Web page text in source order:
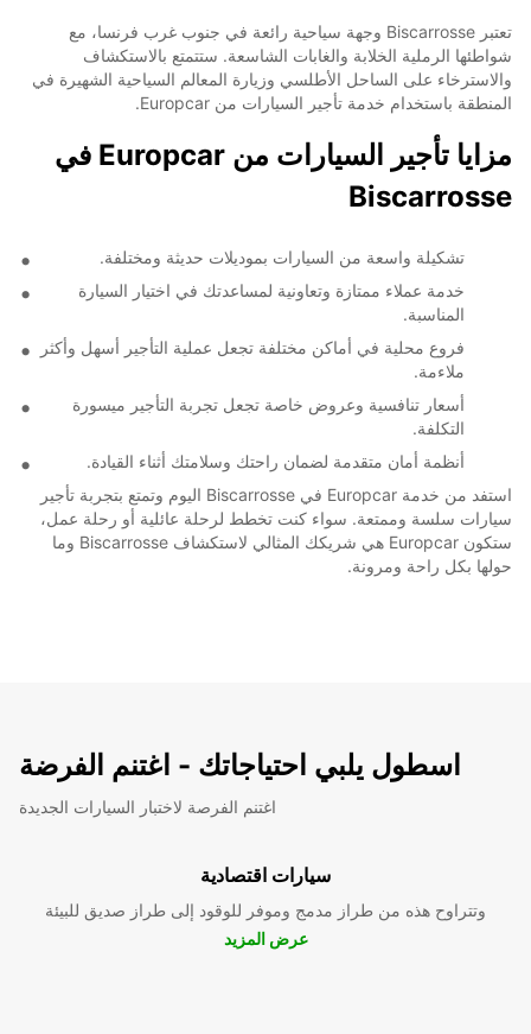
تعتبر Biscarrosse وجهة سياحية رائعة في جنوب غرب فرنسا، مع
شواطئها الرملية الخلابة والغابات الشاسعة. ستتمتع بالاستكشاف
والاسترخاء على الساحل الأطلسي وزيارة المعالم السياحية الشهيرة في
المنطقة باستخدام خدمة تأجير السيارات من Europcar.
مزايا تأجير السيارات من Europcar في
Biscarrosse
تشكيلة واسعة من السيارات بموديلات حديثة ومختلفة.
خدمة عملاء ممتازة وتعاونية لمساعدتك في اختيار السيارة
المناسبة.
فروع محلية في أماكن مختلفة تجعل عملية التأجير أسهل وأكثر
ملاءمة.
أسعار تنافسية وعروض خاصة تجعل تجربة التأجير ميسورة
التكلفة.
أنظمة أمان متقدمة لضمان راحتك وسلامتك أثناء القيادة.
استفد من خدمة Europcar في Biscarrosse اليوم وتمتع بتجربة تأجير
سيارات سلسة وممتعة. سواء كنت تخطط لرحلة عائلية أو رحلة عمل،
ستكون Europcar هي شريكك المثالي لاستكشاف Biscarrosse وما
حولها بكل راحة ومرونة.
اسطول يلبي احتياجاتك - اغتنم الفرضة
اغتنم الفرصة لاختبار السيارات الجديدة
سيارات اقتصادية
وتتراوح هذه من طراز مدمج وموفر للوقود إلى طراز صديق للبيئة
عرض المزيد